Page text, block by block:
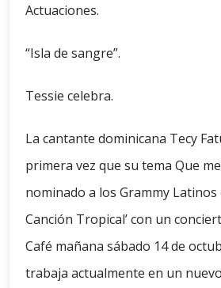
Actuaciones.
“Isla de sangre”.
Tessie celebra.
La cantante dominicana Tecy
primera vez que su tema Que
nominado a los Grammy Latinos
Canción Tropical’ con un
Café mañana sábado 14 de
trabaja actualmente en un